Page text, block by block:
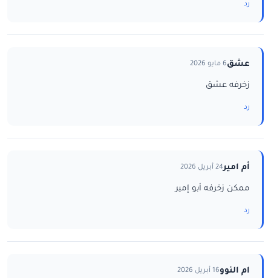
رد
عشق6 مايو 2026
زخرفه عشق
رد
أم امير24 أبريل 2026
ممكن زخرفه أبو إمير
رد
ام النوو16 أبريل 2026